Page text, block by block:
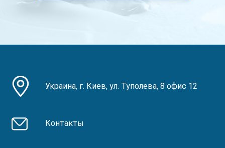
Украина, г. Киев, ул. Туполева, 8 офис 12
Контакты